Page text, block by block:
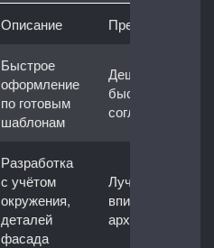
Описание Преимущества
Быстрое
оформление
по готовым
шаблонам
Дешевле и
быстрее
согласуется
Разработка
с учётом
окружения,
деталей
фасада
Лучше
вписывается в
архитектуру